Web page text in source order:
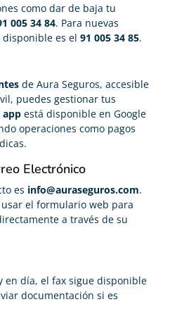
como dar de baja tu
005 34 84. Para nuevas
es el 91 005 34 85.
de Aura Seguros, accesible
puedes gestionar tus
app está disponible en Google
operaciones como pagos
Electrónico
es info@auraseguros.com.
el formulario web para
a través de su
en día, el fax sigue disponible
documentación si es